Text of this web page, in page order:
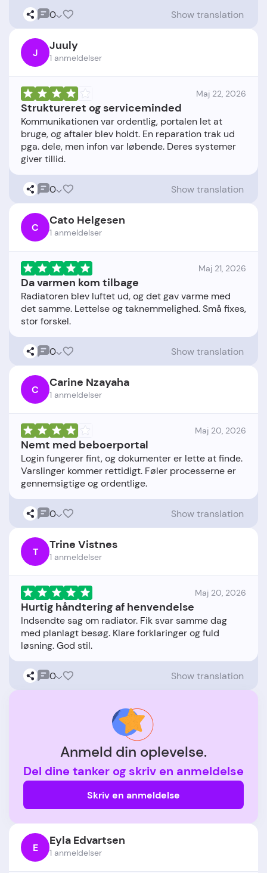
0 Show translation
J Juuly
1 anmeldelser
Maj 22, 2026
Struktureret og serviceminded
Kommunikationen var ordentlig, portalen let at
bruge, og aftaler blev holdt. En reparation trak ud
pga. dele, men infon var løbende. Deres systemer
0 Show translation
C Cato Helgesen
1 anmeldelser
Maj 21, 2026
Da varmen kom tilbage
Radiatoren blev luftet ud, og det gav varme med
det samme. Lettelse og taknemmelighed. Små fixes,
0 Show translation
C Carine Nzayaha
1 anmeldelser
Maj 20, 2026
Nemt med beboerportal
Login fungerer fint, og dokumenter er lette at finde.
Varslinger kommer rettidigt. Føler processerne er
0 Show translation
T Trine Vistnes
1 anmeldelser
Maj 20, 2026
Hurtig håndtering af henvendelse
Indsendte sag om radiator. Fik svar samme dag
med planlagt besøg. Klare forklaringer og fuld
0 Show translation
Anmeld din oplevelse.
Del dine tanker og skriv en anmeldelse
Skriv en anmeldelse
E Eyla Edvartsen
1 anmeldelser